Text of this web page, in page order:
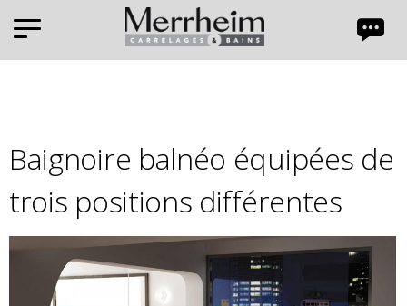
Baignoire balnéo équipées de
trois positions différentes
Panneau de gestion des cookies